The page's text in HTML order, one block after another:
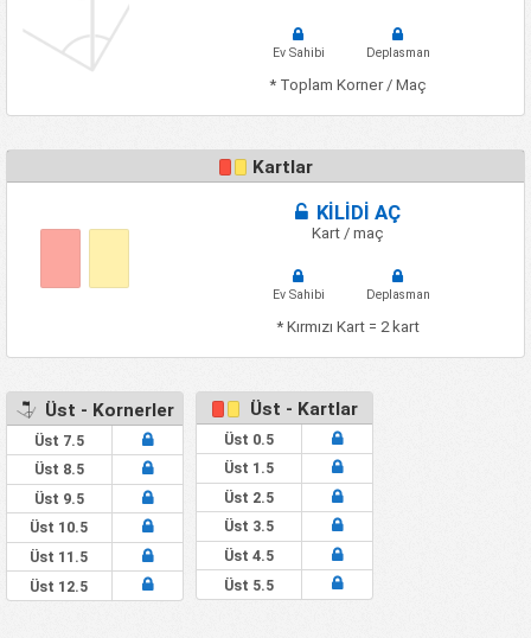
Ev Sahibi Deplasman
* Toplam Korner / Maç
Kartlar
KİLİDİ AÇ
Kart / maç
Ev Sahibi Deplasman
* Kırmızı Kart = 2 kart
Üst - Kornerler
Üst 7.5
Üst 8.5
Üst 9.5
Üst 10.5
Üst 11.5
Üst 12.5
Üst - Kartlar
Üst 0.5
Üst 1.5
Üst 2.5
Üst 3.5
Üst 4.5
Üst 5.5